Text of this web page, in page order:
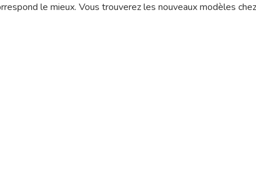
le mieux. Vous trouverez les nouveaux modèles